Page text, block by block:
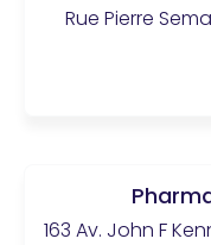
Rue Pierre
163 Av. John F